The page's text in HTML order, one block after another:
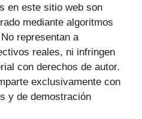
en este sitio web son
mediante algoritmos
representan a
reales, ni infringen
con derechos de autor.
exclusivamente con
y de demostración